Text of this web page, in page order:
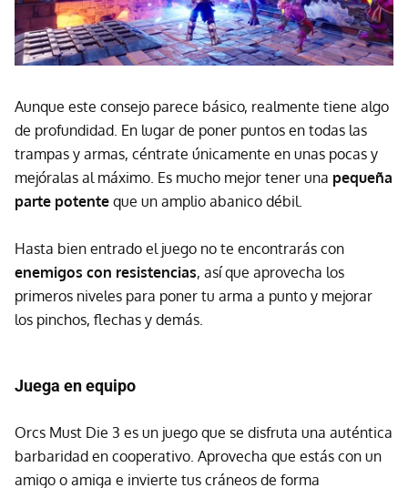
Aunque este consejo parece básico, realmente tiene algo
de profundidad. En lugar de poner puntos en todas las
trampas y armas, céntrate únicamente en unas pocas y
mejóralas al máximo. Es mucho mejor tener una pequeña
parte potente que un amplio abanico débil.
Hasta bien entrado el juego no te encontrarás con
enemigos con resistencias, así que aprovecha los
primeros niveles para poner tu arma a punto y mejorar
los pinchos, flechas y demás.
Juega en equipo
Orcs Must Die 3 es un juego que se disfruta una auténtica
barbaridad en cooperativo. Aprovecha que estás con un
amigo o amiga e invierte tus cráneos de forma